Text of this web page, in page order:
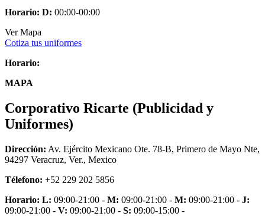
Horario: D: 00:00-00:00
Ver Mapa
Cotiza tus uniformes
Horario:
MAPA
Corporativo Ricarte (Publicidad y
Uniformes)
Dirección: Av. Ejército Mexicano Ote. 78-B, Primero de Mayo Nte,
94297 Veracruz, Ver., Mexico
Télefono: +52 229 202 5856
Horario: L: 09:00-21:00 - M: 09:00-21:00 - M: 09:00-21:00 - J:
09:00-21:00 - V: 09:00-21:00 - S: 09:00-15:00 -